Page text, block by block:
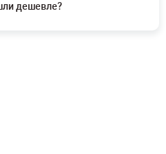
дешевле?